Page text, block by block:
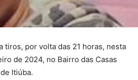
tiros, por volta das 21 horas, nesta
de 2024, no Bairro das Casas
Itiúba.